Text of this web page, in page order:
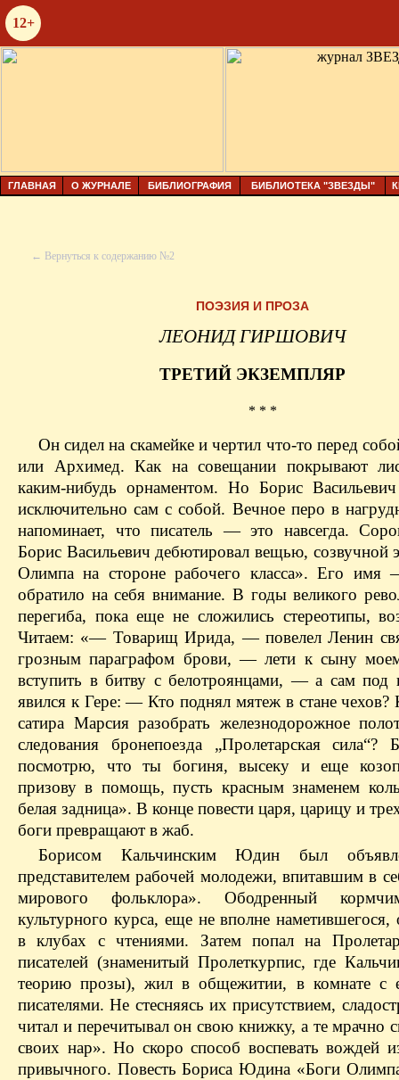
12+
ГЛАВНАЯ О ЖУРНАЛЕ БИБЛИОГРАФИЯ БИБЛИОТЕКА "ЗВЕЗДЫ"
← Вернуться к содержанию №2
ПОЭЗИЯ И ПРОЗА
ЛЕОНИД ГИРШОВИЧ
ТРЕТИЙ ЭКЗЕМПЛЯР
* * *
Он сидел на скамейке и чертил что-то перед
или Архимед. Как на совещании покрывают
каким-нибудь орнаментом. Но Борис Васильевич
исключительно сам с собой. Вечное перо в
напоминает, что писатель — это навсегда.
Борис Васильевич дебютировал вещью, созвучной
Олимпа на стороне рабочего класса». Его
обратило на себя внимание. В годы великого
перегиба, пока еще не сложились стереотипы,
Читаем: «— Товарищ Ирида, — повелел Ленин
грозным параграфом брови, — лети к сыну
вступить в битву с белотроянцами, — а сам под
явился к Гере: — Кто поднял мятеж в стане чехов?
сатира Марсияразобрать железнодорожное
следования бронепоезда „Пролетарская сила“?
посмотрю, что ты богиня, высеку и еще
призову в помощь, пусть красным знаменем
белая задница». В конце повести царя, царицу и
боги превращают в жаб.
Борисом КальчинскимЮдин был
представителем рабочей молодежи, впитавшим в
мирового фольклора». Ободренный
культурного курса, еще не вполне наметившегося,
в клубах с чтениями. Затем попал на
писателей (знаменитый Пролеткурпис, где
теорию прозы), жил в общежитии, в комнате с
писателями. Не стесняясь их присутствием,
читал и перечитывал он свою книжку, а те мрачно
своих нар». Но скоро способ воспевать вождей
привычного. Повесть Бориса Юдина «Боги